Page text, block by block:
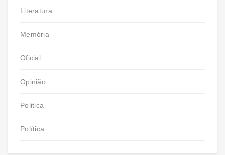
Literatura
Memória
Oficial
Opinião
Politica
Política